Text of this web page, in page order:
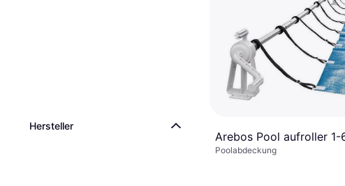
Hersteller
Arebos Pool aufroller 1-
Poolabdeckung